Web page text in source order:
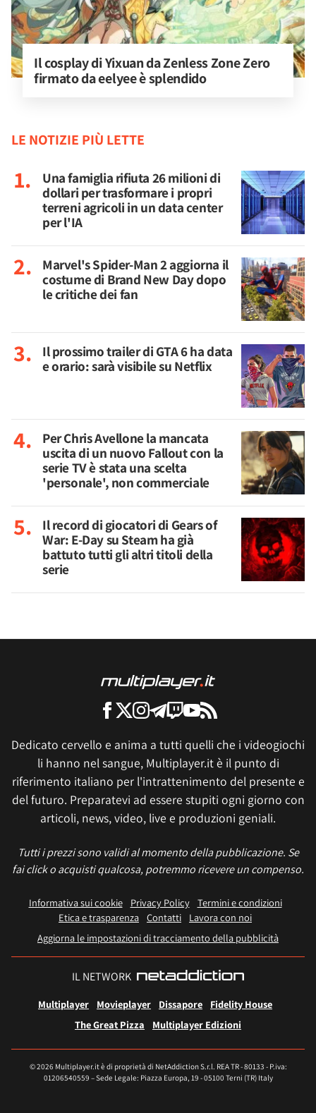
Il cosplay di Yixuan da Zenless Zone Zero
firmato da eelyee è splendido
LE NOTIZIE PIÙ LETTE
Una famiglia rifiuta 26 milioni di
dollari per trasformare i propri
terreni agricoli in un data center
per l'IA
Marvel's Spider-Man 2 aggiorna il
costume di Brand New Day dopo
le critiche dei fan
Il prossimo trailer di GTA 6 ha data
e orario: sarà visibile su Netflix
Per Chris Avellone la mancata
uscita di un nuovo Fallout con la
serie TV è stata una scelta
'personale', non commerciale
Il record di giocatori di Gears of
War: E-Day su Steam ha già
battuto tutti gli altri titoli della
serie
Dedicato cervello e anima a tutti quelli che i videogiochi
li hanno nel sangue, Multiplayer.it è il punto di
riferimento italiano per l'intrattenimento del presente e
del futuro. Preparatevi ad essere stupiti ogni giorno con
articoli, news, video, live e produzioni geniali.
Tutti i prezzi sono validi al momento della pubblicazione. Se
fai click o acquisti qualcosa, potremmo ricevere un compenso.
Informativa sui cookie Privacy Policy
Termini e condizioni
Etica e trasparenza Contatti
Lavora con noi
Aggiorna le impostazioni di tracciamento della pubblicità
IL NETWORK
Multiplayer Movieplayer Dissapore
Fidelity House
The Great Pizza
Multiplayer Edizioni
© 2026 Multiplayer.it è di proprietà di NetAddiction S.r.l. REA TR - 80133 - P.iva:
01206540559 – Sede Legale: Piazza Europa, 19 - 05100 Terni (TR) Italy